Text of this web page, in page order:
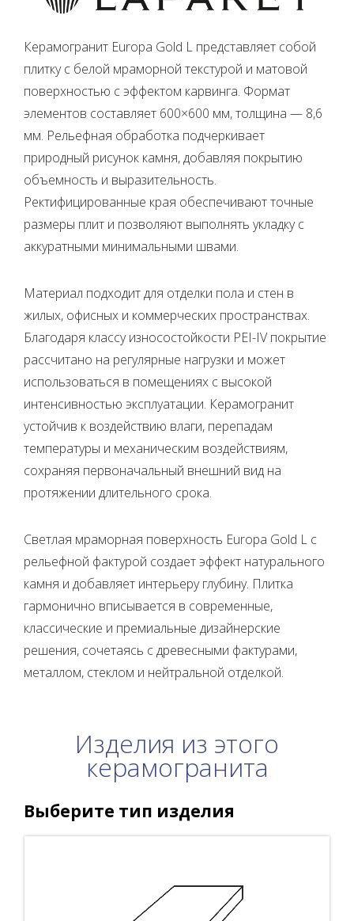
Керамогранит Europa Gold L представляет собой
плитку с белой мраморной текстурой и матовой
поверхностью с эффектом карвинга. Формат
элементов составляет 600×600 мм, толщина — 8,6
мм. Рельефная обработка подчеркивает
природный рисунок камня, добавляя покрытию
объемность и выразительность.
Ректифицированные края обеспечивают точные
размеры плит и позволяют выполнять укладку с
аккуратными минимальными швами.
Материал подходит для отделки пола и стен в
жилых, офисных и коммерческих пространствах.
Благодаря классу износостойкости PEI-IV покрытие
рассчитано на регулярные нагрузки и может
использоваться в помещениях с высокой
интенсивностью эксплуатации. Керамогранит
устойчив к воздействию влаги, перепадам
температуры и механическим воздействиям,
сохраняя первоначальный внешний вид на
протяжении длительного срока.
Светлая мраморная поверхность Europa Gold L с
рельефной фактурой создает эффект натурального
камня и добавляет интерьеру глубину. Плитка
гармонично вписывается в современные,
классические и премиальные дизайнерские
решения, сочетаясь с древесными фактурами,
металлом, стеклом и нейтральной отделкой.
Изделия из этого
керамогранита
Выберите тип изделия